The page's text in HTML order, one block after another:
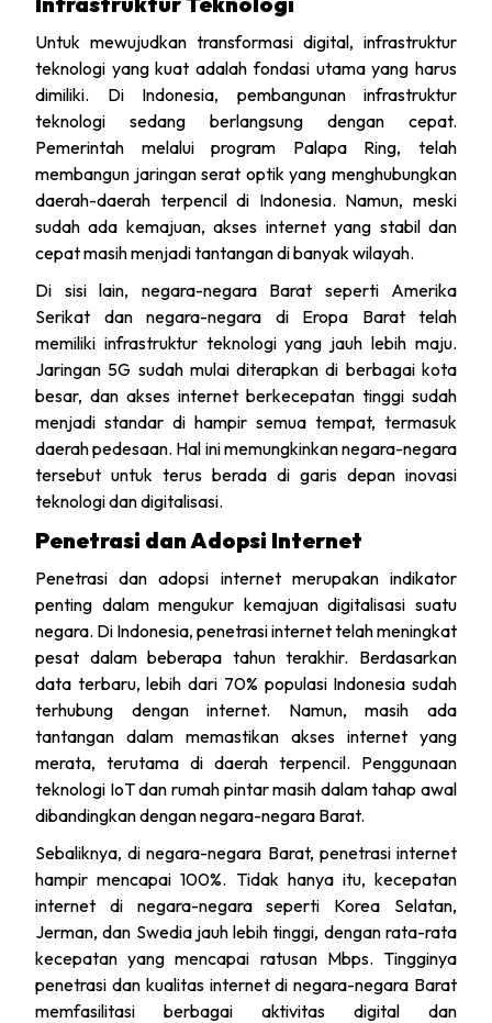
Untuk mewujudkan transformasi digital, infrastruktur
teknologi yang kuat adalah fondasi utama yang harus
dimiliki. Di Indonesia, pembangunan infrastruktur
teknologi sedang berlangsung dengan cepat.
Pemerintah melalui program Palapa Ring, telah
membangun jaringan serat optik yang menghubungkan
daerah-daerah terpencil di Indonesia. Namun, meski
sudah ada kemajuan, akses internet yang stabil dan
cepat masih menjadi tantangan di banyak wilayah.
Di sisi lain, negara-negara Barat seperti Amerika
Serikat dan negara-negara di Eropa Barat telah
memiliki infrastruktur teknologi yang jauh lebih maju.
Jaringan 5G sudah mulai diterapkan di berbagai kota
besar, dan akses internet berkecepatan tinggi sudah
menjadi standar di hampir semua tempat, termasuk
daerah pedesaan. Hal ini memungkinkan negara-negara
tersebut untuk terus berada di garis depan inovasi
teknologi dan digitalisasi.
Penetrasi dan Adopsi Internet
Penetrasi dan adopsi internet merupakan indikator
penting dalam mengukur kemajuan digitalisasi suatu
negara. Di Indonesia, penetrasi internet telah meningkat
pesat dalam beberapa tahun terakhir. Berdasarkan
data terbaru, lebih dari 70% populasi Indonesia sudah
terhubung dengan internet. Namun, masih ada
tantangan dalam memastikan akses internet yang
merata, terutama di daerah terpencil. Penggunaan
teknologi IoT dan rumah pintar masih dalam tahap awal
dibandingkan dengan negara-negara Barat.
Sebaliknya, di negara-negara Barat, penetrasi internet
hampir mencapai 100%. Tidak hanya itu, kecepatan
internet di negara-negara seperti Korea Selatan,
Jerman, dan Swedia jauh lebih tinggi, dengan rata-rata
kecepatan yang mencapai ratusan Mbps. Tingginya
penetrasi dan kualitas internet di negara-negara Barat
memfasilitasi berbagai aktivitas digital dan